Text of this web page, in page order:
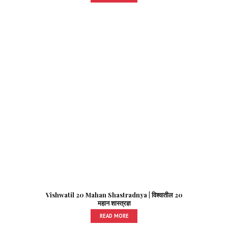
Vishwatil 20 Mahan Shastradnya | विश्वातील 20
महान शास्त्रज्ञ
READ MORE